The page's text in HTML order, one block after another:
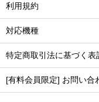
利用規約
対応機種
特定商取引法に基づく表
[有料会員限定] お問い合